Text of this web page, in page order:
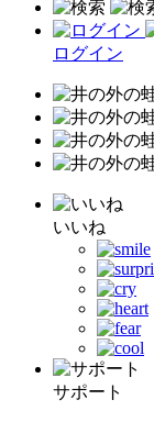
ログイン
いいね
サポート